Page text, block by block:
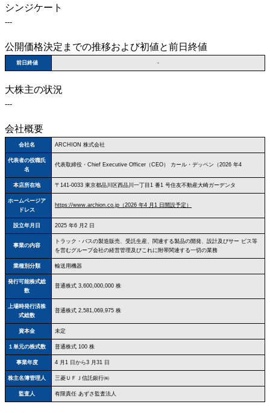
シンジケート
---
公開価格決定までの推移および初値と前日終値
前日終値 -
大株主の状況
---
会社概要
会社名 ARCHION 株式会社
代表者の役職氏
名
代表取締役・Chief Executive Officer（CEO） カール・デッペン（2026 年4
本店所在地 〒141-0033 東京都品川区西品川一丁目1 番1 号住友不動産大崎ガーデンタ
ホームページア
ドレス
https://www.archion.co.jp（2026 年4 月1 日開設予定）
設立年月日 2025 年6 月2 日
事業の内容
トラック・バスの製造販売、受託生産、関連する製品の開発、設計及びサー ビス等
を営むグループ会社の経営管理及びこれに附帯関連する一切の業務
業種別分類 輸送用機器
発行可能株式総
数
普通株式 3,600,000,000 株
上場時発行済株
式総数
普通株式 2,581,069,975 株
資本金 未定
１単元の株式数 普通株式 100 株
事業年度 4 月1 日から3 月31 日
株主名簿管理人 三菱ＵＦＪ信託銀行㈱
監査人 有限責任 あずさ監査法人